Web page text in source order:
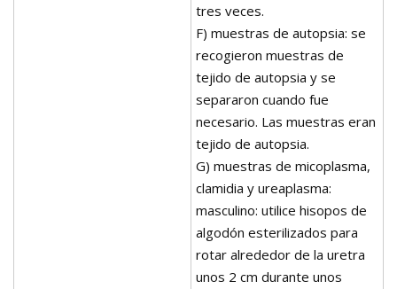
tres veces.
F) muestras de autopsia: se
recogieron muestras de
tejido de autopsia y se
separaron cuando fue
necesario. Las muestras eran
tejido de autopsia.
G) muestras de micoplasma,
clamidia y ureaplasma:
masculino: utilice hisopos de
algodón esterilizados para
rotar alrededor de la uretra
unos 2 cm durante unos